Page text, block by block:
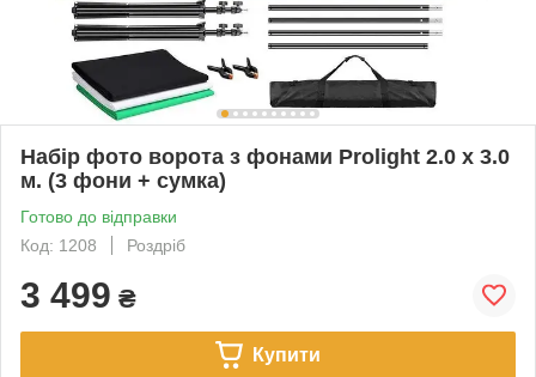
Набір фото ворота з фонами Prolight 2.0 x 3.0
м. (3 фони + сумка)
Готово до відправки
Код: 1208
Роздріб
3 499 ₴
Купити